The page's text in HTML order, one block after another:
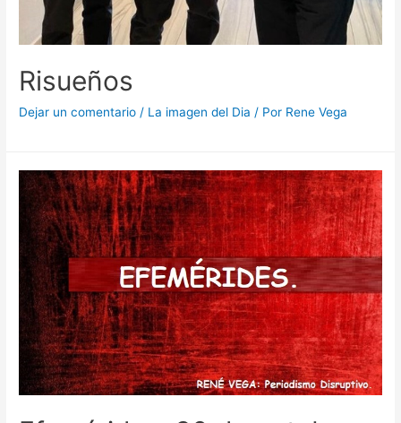
Risueños
Dejar un comentario / La imagen del Dia / Por Rene Vega